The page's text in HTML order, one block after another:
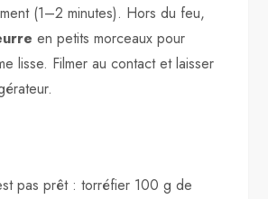
(1–2 minutes). Hors du feu,
en petits morceaux pour
lisse. Filmer au contact et laisser
pas prêt : torréfier 100 g de